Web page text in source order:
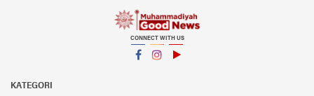
CONNECT WITH US
KATEGORI